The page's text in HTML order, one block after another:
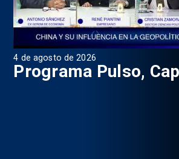
4 de agosto de 2026
Programa Pulso,